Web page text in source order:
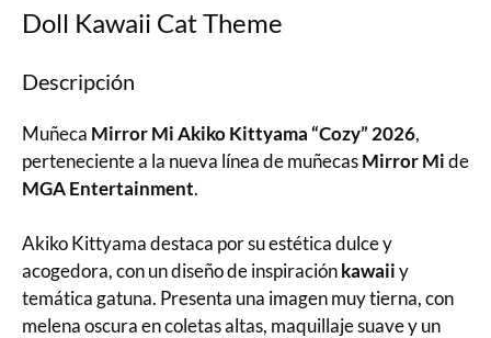
Doll Kawaii Cat Theme
Descripción
Muñeca Mirror Mi Akiko Kittyama “Cozy” 2026,
perteneciente a la nueva línea de muñecasMirror Mide
MGA Entertainment.
Akiko Kittyama destaca por su estética dulce y
acogedora, con un diseño de inspiraciónkawaiiy
temática gatuna. Presenta una imagen muy tierna, con
melena oscura en coletas altas, maquillaje suave y un